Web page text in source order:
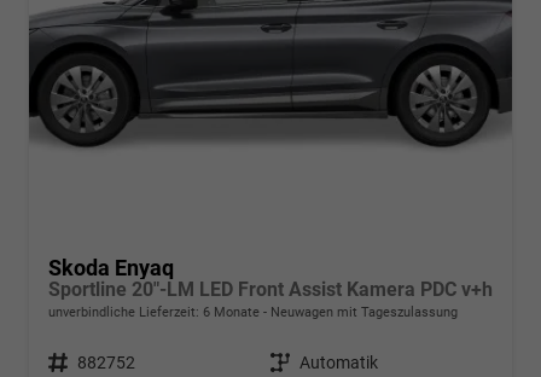
Skoda Enyaq
Sportline 20"-LM LED Front Assist Kamera PDC v+h
unverbindliche Lieferzeit: 6 Monate Neuwagen mit Tageszulassung
Fahrzeugnr. 882752 Getriebe Automatik